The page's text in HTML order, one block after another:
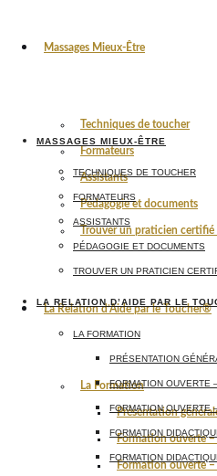
Massages Mieux-Être
Techniques de toucher
Formateurs
Assistants
Pédagogie et documents
Trouver un praticien certifié
La Relation d’Aide par le Toucher®
La Formation
Présentation
Formation ouverte
Formation ouverte
MASSAGES MIEUX-ÊTRE
TECHNIQUES DE TOUCHER
FORMATEURS
ASSISTANTS
PÉDAGOGIE ET DOCUMENTS
TROUVER UN PRATICIEN
LA RELATION D’AIDE PAR LE
LA FORMATION
PRÉSENTATION
FORMATION OUVERTE
FORMATION OUVERTE
FORMATION
FORMATION